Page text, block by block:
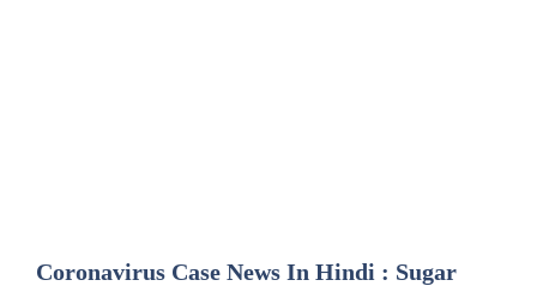
Coronavirus Case News In Hindi : Sugar